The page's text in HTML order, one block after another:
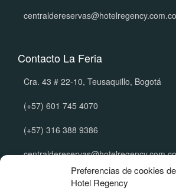
Preferencias de cookies
Hotel Regency
centraldereservas@hotelregency.com.co
Contacto La Feria
Cra. 43 # 22-10, Teusaquillo, Bogotá
(+57) 601 745 4070
(+57) 316 388 9386
centraldereservas@hotelregency.com.co